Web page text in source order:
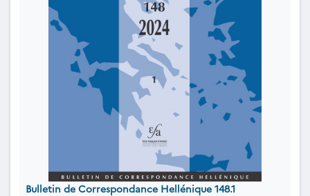
Bulletin de Correspondance Hellénique 148.1